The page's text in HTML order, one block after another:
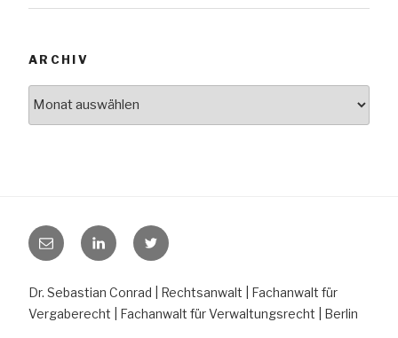
ARCHIV
E-
Mail
LinkedIn Twitter
Dr. Sebastian Conrad | Rechtsanwalt | Fachanwalt für
Vergaberecht | Fachanwalt für Verwaltungsrecht | Berlin